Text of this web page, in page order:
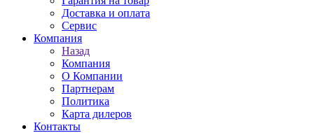
Доставка и оплата
Сервис
Компания
Назад
Компания
О Компании
Партнерам
Политика
Карта дилеров
Контакты